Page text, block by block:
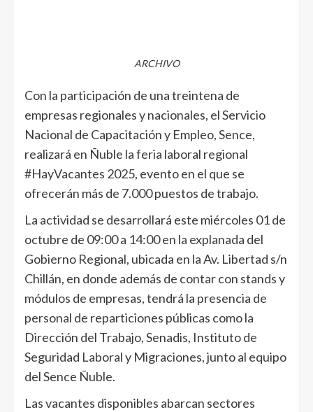
ARCHIVO
Con la participación de una treintena de
empresas regionales y nacionales, el Servicio
Nacional de Capacitación y Empleo, Sence,
realizará en Ñuble la feria laboral regional
#HayVacantes 2025, evento en el que se
ofrecerán más de 7.000 puestos de trabajo.
La actividad se desarrollará este miércoles 01 de
octubre de 09:00 a 14:00 en la explanada del
Gobierno Regional, ubicada en la Av. Libertad s/n
Chillán, en donde además de contar con stands y
módulos de empresas, tendrá la presencia de
personal de reparticiones públicas como la
Dirección del Trabajo, Senadis, Instituto de
Seguridad Laboral y Migraciones, junto al equipo
del Sence Ñuble.
Las vacantes disponibles abarcan sectores